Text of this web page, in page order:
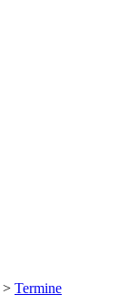
> Termine